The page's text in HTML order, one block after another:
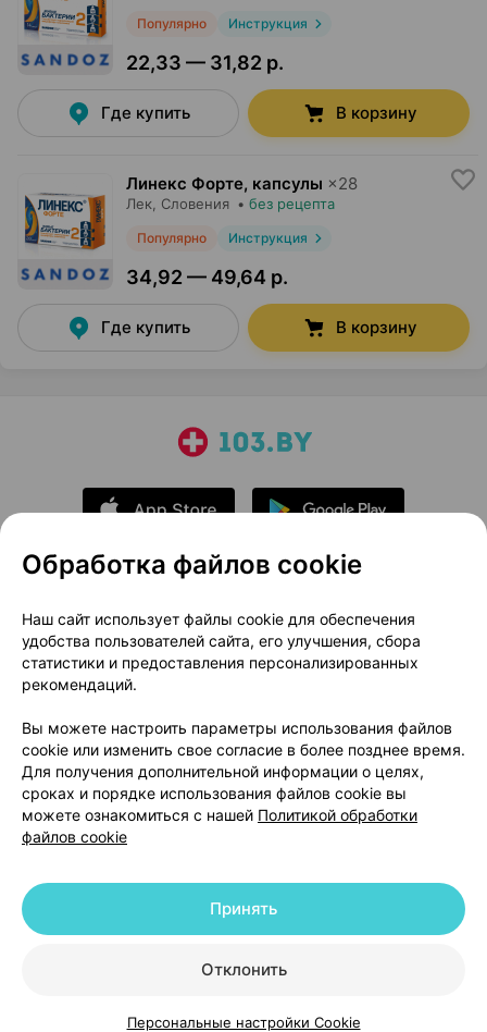
Популярно Инструкция
22,33 — 31,82 р.
Где купить В корзину
Линекс Форте, капсулы ×28
Лек, Словения • без рецепта
Популярно Инструкция
34,92 — 49,64 р.
Где купить В корзину
О проекте
Новости проекта
Размещение рекламы
Медицинский маркетинг
Публичный договор
Доставка
Способы оплаты
Вакансии
Партнеры
Написать руководителю 103.by
Написать в поддержку
Персональные настройки Cookie
© 2026 ООО «Артокс Лаб», УНП 191700409 | 220012, Республика Беларусь,
+375 291212755
Обработка файлов cookie
Наш сайт использует файлы cookie для обеспечения
удобства пользователей сайта, его улучшения, сбора
статистики и предоставления персонализированных
рекомендаций.
Вы можете настроить параметры использования файлов
cookie или изменить свое согласие в более позднее время.
Для получения дополнительной информации о целях,
сроках и порядке использования файлов cookie вы
можете ознакомиться с нашей Политикой обработки
файлов cookie
Отклонить
Принять
Персональные настройки Cookie